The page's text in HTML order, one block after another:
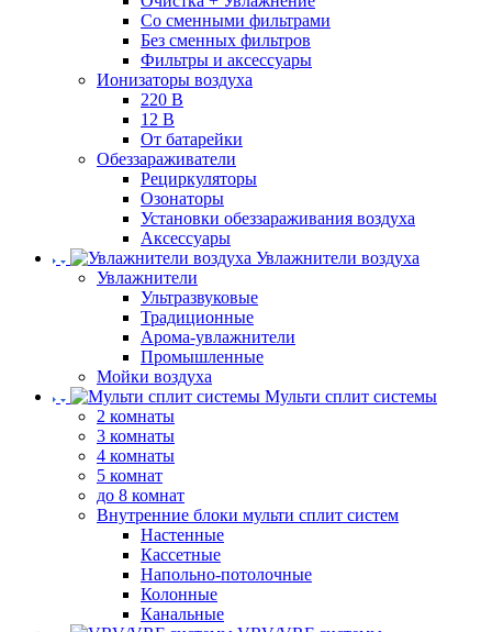
Cо сменными фильтрами
Без сменных фильтров
Фильтры и аксессуары
Ионизаторы воздуха
220 В
12 В
От батарейки
Обеззараживатели
Рециркуляторы
Озонаторы
Установки обеззараживания воздуха
Аксессуары
Увлажнители воздуха
Увлажнители
Ультразвуковые
Традиционные
Арома-увлажнители
Промышленные
Мойки воздуха
Мульти сплит системы
2 комнаты
3 комнаты
4 комнаты
5 комнат
до 8 комнат
Внутренние блоки мульти сплит систем
Настенные
Кассетные
Напольно-потолочные
Колонные
Канальные